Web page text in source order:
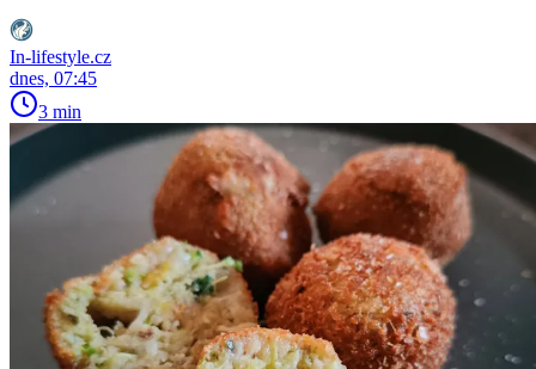
In-lifestyle.cz
dnes, 07:45
3 min